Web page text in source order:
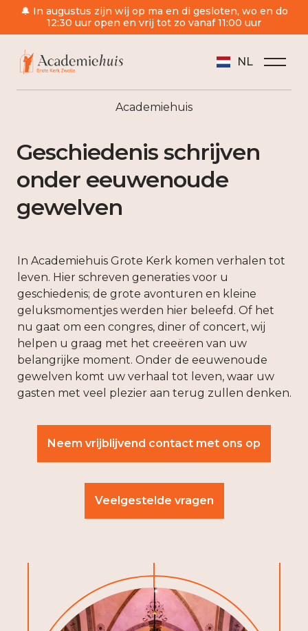
🔔 In augustus zijn wij op ma en di gesloten, wo en do
12:30 uur open en vrij tot zo vanaf 11:00 uur
NL
Academiehuis
Geschiedenis schrijven
onder eeuwenoude
gewelven
In Academiehuis Grote Kerk komen verhalen tot
leven. Hier schreven generaties voor u
geschiedenis; de grote avonturen en kleine
geluksmomentjes werden hier beleefd. Of het
nu gaat om een congres, diner of concert, wij
helpen u graag met het creeëren van uw
belangrijke moment. Onder de eeuwenoude
gewelven komt uw verhaal tot leven, waar uw
gasten met veel plezier aan terug zullen denken.
Neem vrijblijvend contact met ons op
Veelgestelde vragen